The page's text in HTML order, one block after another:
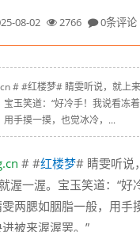
08-02 2766 0条评论
# #红楼梦# 睛雯听说，就上
玉笑道：“好冷手！我说看冻
手摸一摸，也觉冰冷，...
# #红楼梦# 睛雯听说
渥一渥。宝玉笑道：“好
两腮如胭脂一般，用手
被来渥渥罢。”